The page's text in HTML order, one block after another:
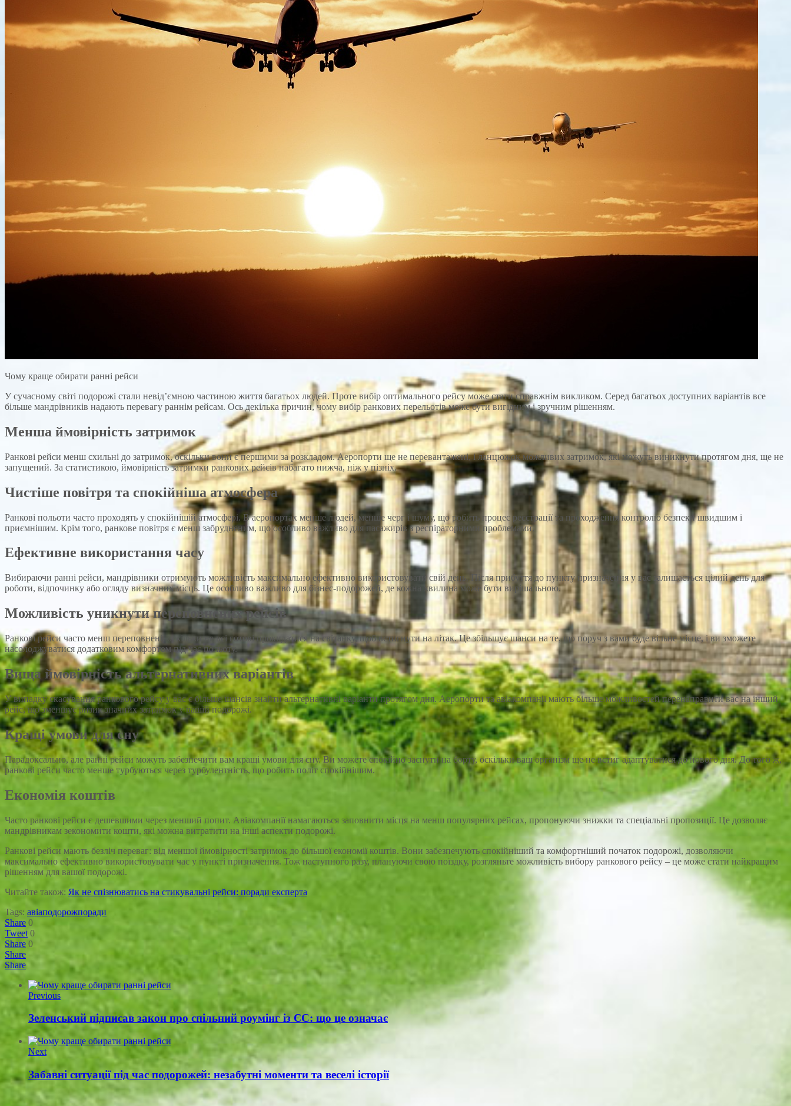
Чому краще обирати ранні рейси
У сучасному світі подорожі стали невід’ємною частиною життя багатьох людей. Проте вибір оптимального рейсу може стати справжнім викликом. Серед багатьох доступних варіантів все
більше мандрівників надають перевагу раннім рейсам. Ось декілька причин, чому вибір ранкових перельотів може бути вигідним і зручним рішенням.
Менша ймовірність затримок
Ранкові рейси менш схильні до затримок, оскільки вони є першими за розкладом. Аеропорти ще не перевантажені, і ланцюжок можливих затримок, які можуть виникнути протягом дня, ще не
запущений. За статистикою, ймовірність затримки ранкових рейсів набагато нижча, ніж у пізніх.
Чистіше повітря та спокійніша атмосфера
Ранкові польоти часто проходять у спокійнішій атмосфері. В аеропортах менше людей, менше черг і шуму, що робить процес реєстрації та проходження контролю безпеки швидшим і
приємнішим. Крім того, ранкове повітря є менш забрудненим, що особливо важливо для пасажирів з респіраторними проблемами.
Ефективне використання часу
Вибираючи ранні рейси, мандрівники отримують можливість максимально ефективно використовувати свій день. Після прибуття до пункту призначення у вас залишається цілий день для
роботи, відпочинку або огляду визначних місць. Це особливо важливо для бізнес-подорожей, де кожна хвилина може бути вирішальною.
Можливість уникнути переповнених рейсів
Ранкові рейси часто менш переповнені, оскільки не всі готові прокидатися на світанку, щоб встигнути на літак. Це збільшує шанси на те, що поруч з вами буде вільне місце, і ви зможете
насолоджуватися додатковим комфортом під час польоту.
Вища ймовірність альтернативних варіантів
У випадку скасування ранкового рейсу у вас є більше шансів знайти альтернативні варіанти протягом дня. Аеропорти та авіакомпанії мають більше можливостей перенаправити вас на інший
рейс, що зменшує ризик значних затримок у вашій подорожі.
Кращі умови для сну
Парадоксально, але ранні рейси можуть забезпечити вам кращі умови для сну. Ви можете спокійно заснути на борту, оскільки ваш організм ще не встиг адаптуватися до нового дня. До того ж,
ранкові рейси часто менше турбуються через турбулентність, що робить політ спокійнішим.
Економія коштів
Часто ранкові рейси є дешевшими через менший попит. Авіакомпанії намагаються заповнити місця на менш популярних рейсах, пропонуючи знижки та спеціальні пропозиції. Це дозволяє
мандрівникам зекономити кошти, які можна витратити на інші аспекти подорожі.
Ранкові рейси мають безліч переваг: від меншої ймовірності затримок до більшої економії коштів. Вони забезпечують спокійніший та комфортніший початок подорожі, дозволяючи
максимально ефективно використовувати час у пункті призначення. Тож наступного разу, плануючи свою поїздку, розгляньте можливість вибору ранкового рейсу – це може стати найкращим
рішенням для вашої подорожі.
Читайте також: Як не спізнюватись на стикувальні рейси: поради експерта
Tags: авіаподорожпоради
Share 0
Tweet 0
Share 0
Share
Share
Previous
Зеленський підписав закон про спільний роумінг із ЄС: що це означає
Next
Забавні ситуації під час подорожей: незабутні моменти та веселі історії